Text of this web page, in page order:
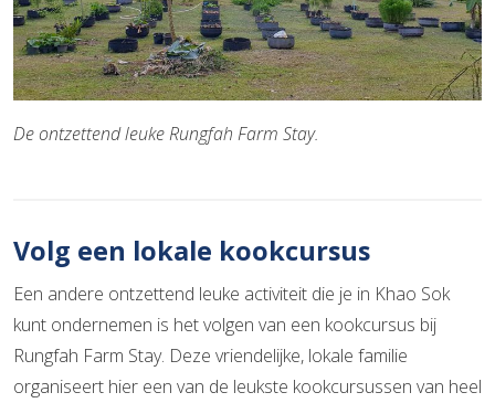
De ontzettend leuke Rungfah Farm Stay.
Volg een lokale kookcursus
Een andere ontzettend leuke activiteit die je in Khao Sok
kunt ondernemen is het volgen van een kookcursus bij
Rungfah Farm Stay. Deze vriendelijke, lokale familie
organiseert hier een van de leukste kookcursussen van heel